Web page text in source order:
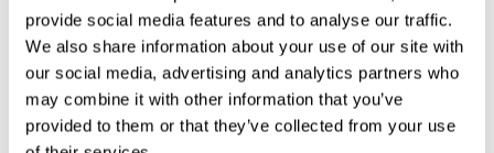
provide social media features and to analyse our traffic.
We also share information about your use of our site with
our social media, advertising and analytics partners who
may combine it with other information that you’ve
provided to them or that they’ve collected from your use
Fähigkeiten?
Das Spiel "Math Madness" bezweckt, die Fähigkeiten des
Erkennens und des nonverbalen Gedächtnisses zu fördern. Das
wiederholte Spielen und konsequente Trainieren von Spielen wie
"Math Madness" von CogniFit stimuliert ein spezifisches